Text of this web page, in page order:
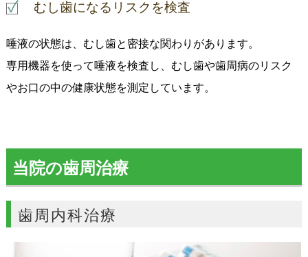
むし歯になるリスクを検査
唾液の状態は、むし歯と密接な関わりがあります。
専用機器を使って唾液を検査し、むし歯や歯周病のリスク
やお口の中の健康状態を測定しています。
当院の歯周治療
歯周内科治療